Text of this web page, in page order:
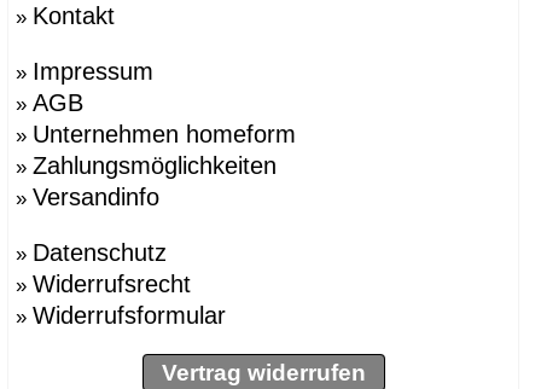
» Kontakt
» Impressum
» AGB
» Unternehmen homeform
» Zahlungsmöglichkeiten
» Versandinfo
» Datenschutz
» Widerrufsrecht
» Widerrufsformular
Vertrag widerrufen